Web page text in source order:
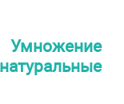
Умножение